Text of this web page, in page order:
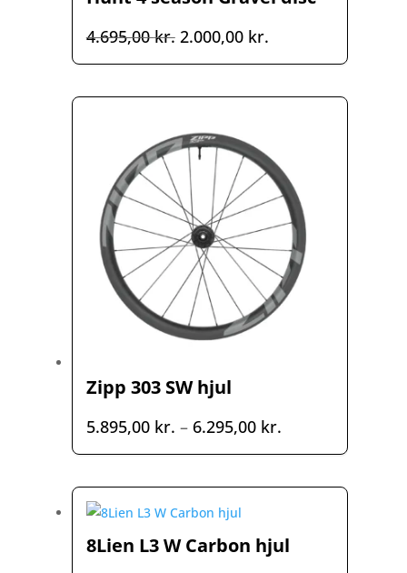
4.695,00kr. Den
oprindelige
4.695,00 kr..
2.000,00 kr.Den
aktuelle
Zipp 303 SW hjul
5.895,00 kr. – 6.295,00 kr.
5.895,00 kr.
6.295,00 kr.
8Lien L3 W Carbon hjul